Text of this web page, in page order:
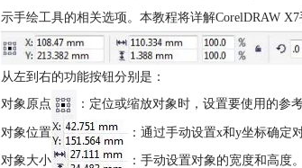
示手绘工具的相关选项。本教程将详解CorelDRAW X7
从左到右的功能按钮分别是：
对象原点
：定位或缩放对象时，设置要使用的参考
对象位置 ：通过手动设置x和y坐标确定
对象大小 ：手动设置对象的宽度和高度。